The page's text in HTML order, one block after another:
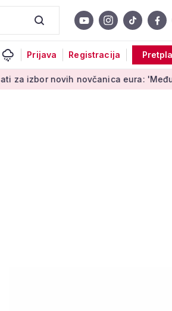
Prijava Registracija
novčanica eura: 'Među najopipljivijim